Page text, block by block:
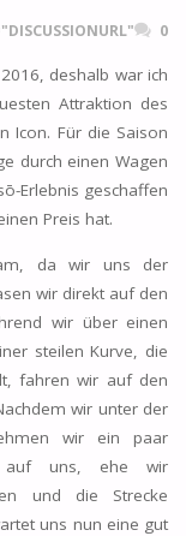
0
deshalb war ich
Attraktion des
Icon. Für die Saison
durch einen Wagen
Erlebnis geschaffen
Preis hat.
da wir uns der
wir direkt auf den
wir über einen
steilen Kurve, die
fahren wir auf den
wir unter der
wir ein paar
auf uns, ehe wir
und die Strecke
uns nun eine gut